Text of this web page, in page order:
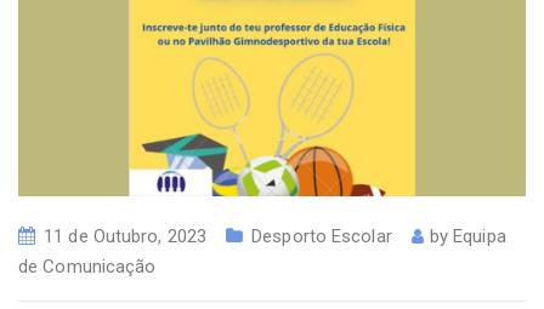
11 de Outubro, 2023 Desporto Escolar byEquipa
de Comunicação